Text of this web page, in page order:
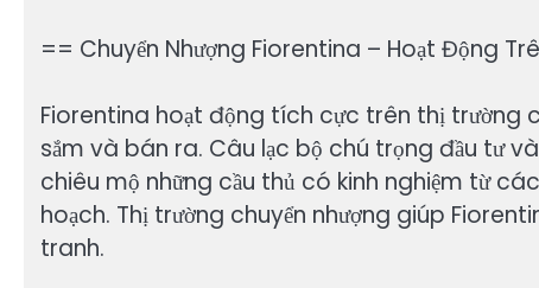
== Chuyển Nhượng Fiorentina – Hoạt Động
Fiorentina hoạt động tích cực trên thị trường
sắm và bán ra. Câu lạc bộ chú trọng đầu tư
chiêu mộ những cầu thủ có kinh nghiệm từ
hoạch. Thị trường chuyển nhượng giúp
tranh.